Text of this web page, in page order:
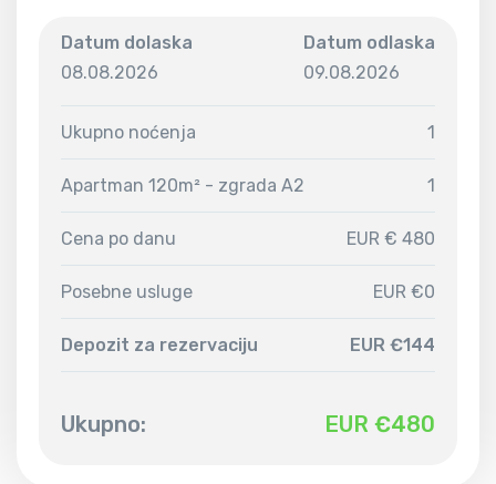
Datum dolaska
08.08.2026
Datum odlaska
09.08.2026
Ukupno noćenja 1
Apartman 120m² - zgrada A2 1
Cena po danu EUR € 480
Posebne usluge EUR €0
Depozit za rezervaciju EUR €144
Ukupno: EUR €480